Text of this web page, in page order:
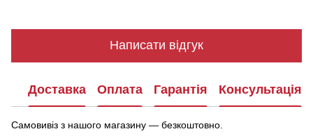
Написати відгук
Доставка Оплата Гарантія Консультація
Самовивіз з нашого магазину — безкоштовно.